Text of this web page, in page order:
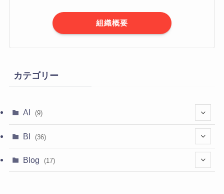
組織概要
カテゴリー
AI (9)
BI (36)
(35)
Blog (17)